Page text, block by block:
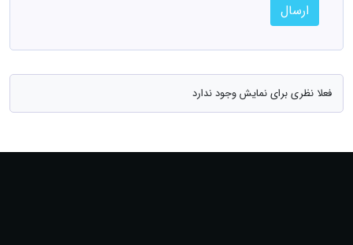
ارسال
فعلا نظری برای نمایش وجود ندارد